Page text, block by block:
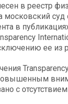
в реестр
московский суд
в
ее из
с